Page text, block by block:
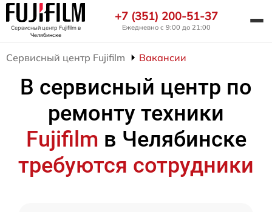
Сервисный центр Fujifilmв
Челябинске
+7 (351) 200-51-37
Ежедневно с 9:00 до 21:00
Сервисный центр Fujifilm Вакансии
В сервисный центр по
ремонту техники
Fujifilm в Челябинске
требуются сотрудники